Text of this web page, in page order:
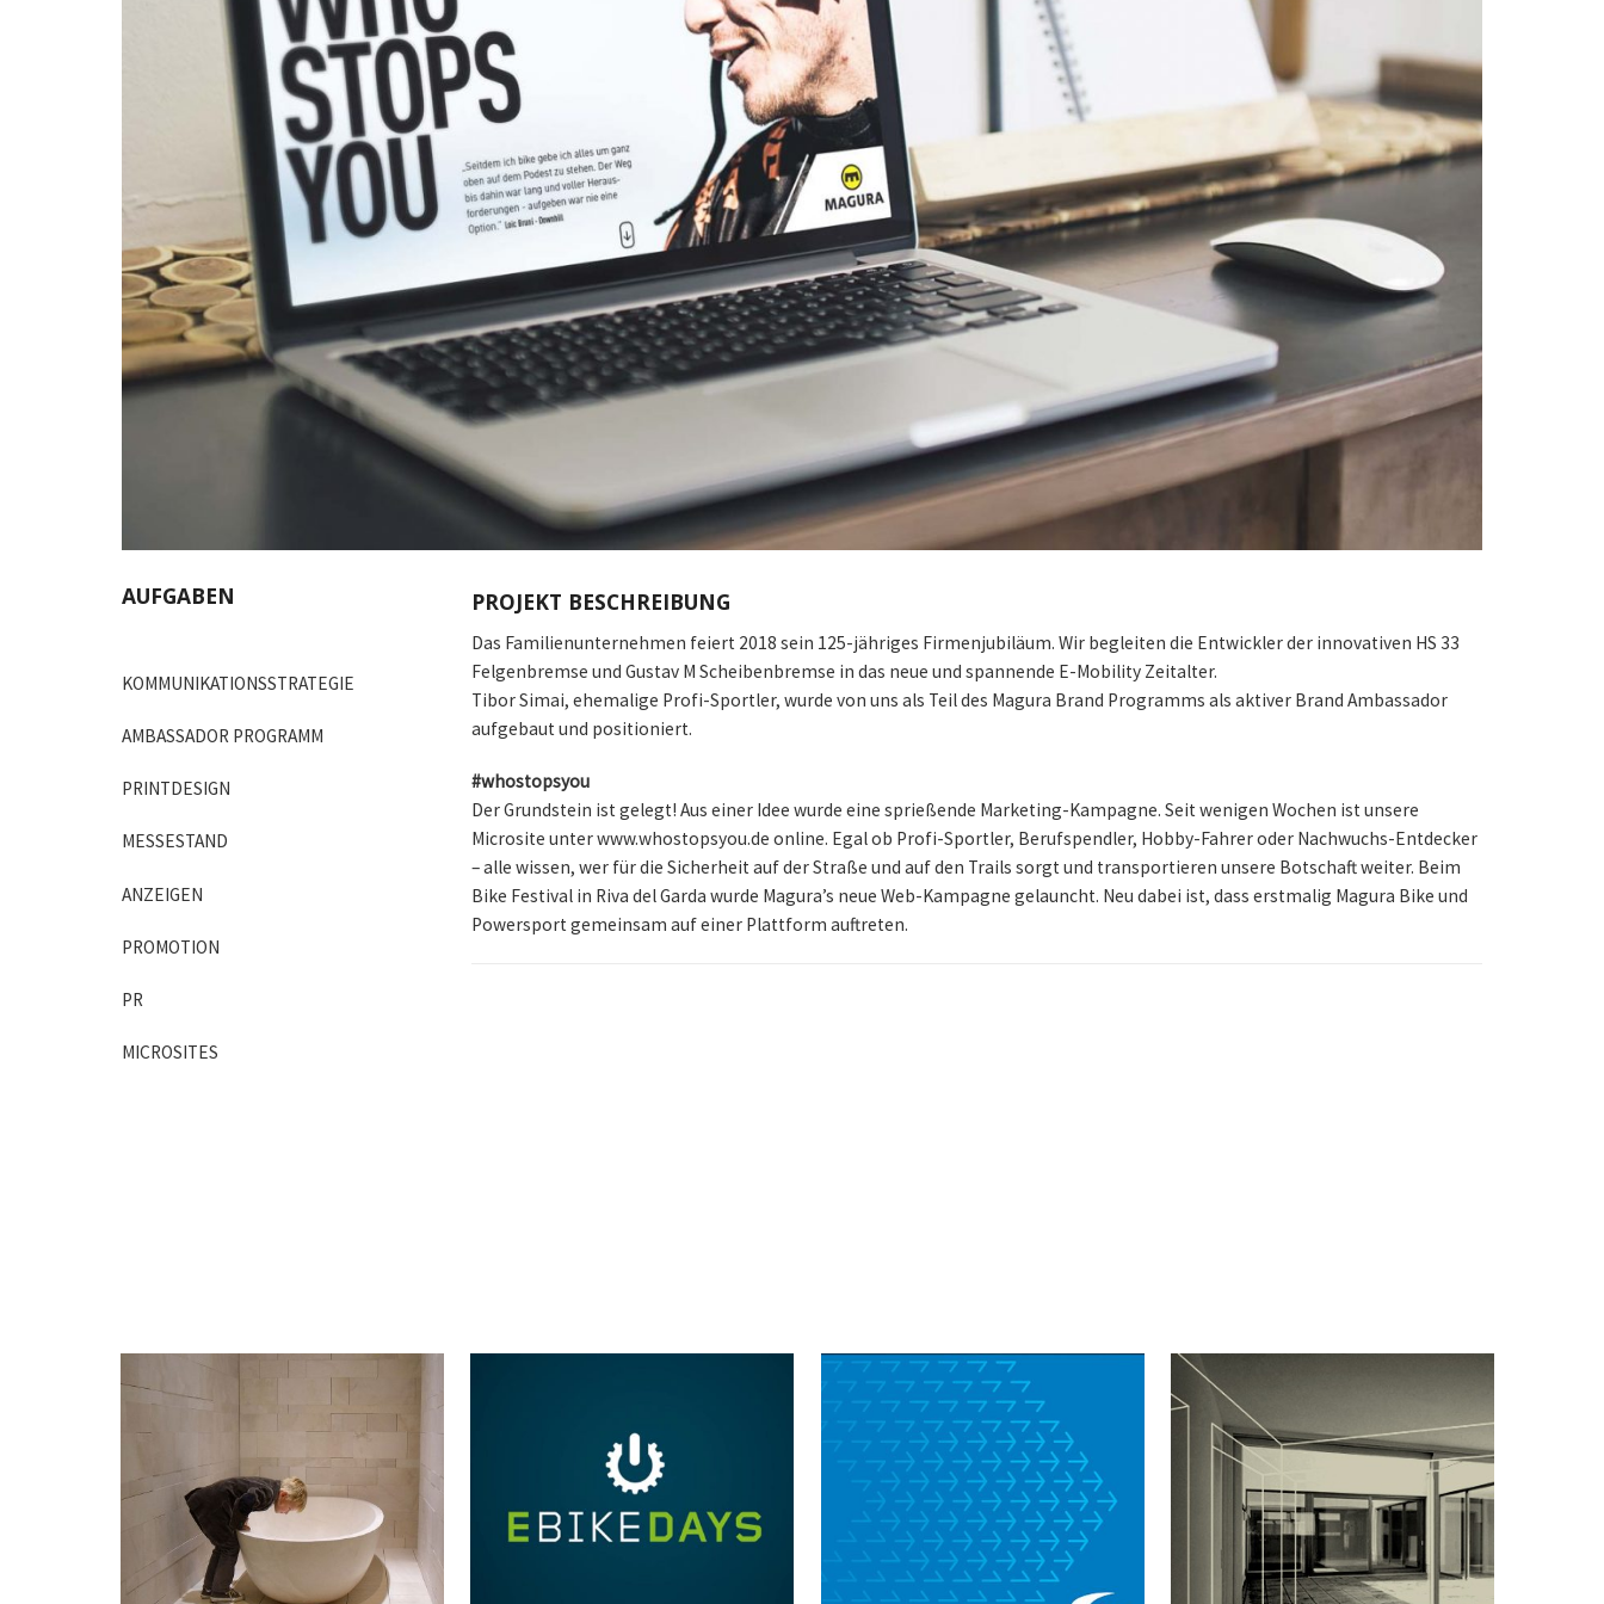
AUFGABEN
KOMMUNIKATIONSSTRATEGIE
AMBASSADOR PROGRAMM
PRINTDESIGN
MESSESTAND
ANZEIGEN
PROMOTION
PR
MICROSITES
PROJEKT BESCHREIBUNG
Das Familienunternehmen feiert 2018 sein 125-jähriges Firmenjubiläum. Wir begleiten die Entwickler der innovativen HS 33
Felgenbremse und Gustav M Scheibenbremse in das neue und spannende E-Mobility Zeitalter.
Tibor Simai, ehemalige Profi-Sportler, wurde von uns als Teil des Magura Brand Programms als aktiver Brand Ambassador
aufgebaut und positioniert.
#whostopsyou
Der Grundstein ist gelegt! Aus einer Idee wurde eine sprießende Marketing-Kampagne. Seit wenigen Wochen ist unsere
Microsite unter www.whostopsyou.de online. Egal ob Profi-Sportler, Berufspendler, Hobby-Fahrer oder Nachwuchs-Entdecker
– alle wissen, wer für die Sicherheit auf der Straße und auf den Trails sorgt und transportieren unsere Botschaft weiter. Beim
Bike Festival in Riva del Garda wurde Magura’s neue Web-Kampagne gelauncht. Neu dabei ist, dass erstmalig Magura Bike und
Powersport gemeinsam auf einer Plattform auftreten.